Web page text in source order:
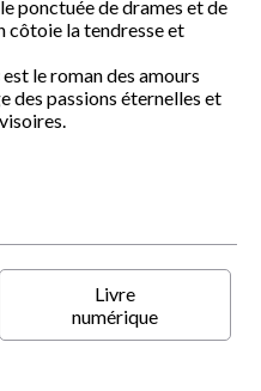
ponctuée de drames et de
côtoie la tendresse et
est le roman des amours
des passions éternelles et
Livre
numérique